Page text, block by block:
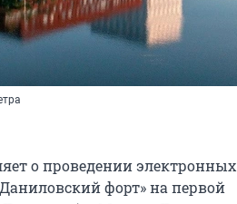
о проведении электронных
форт» на первой